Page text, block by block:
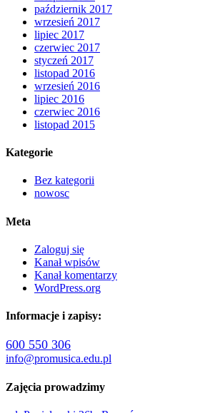
październik 2017
wrzesień 2017
lipiec 2017
czerwiec 2017
styczeń 2017
listopad 2016
wrzesień 2016
lipiec 2016
czerwiec 2016
listopad 2015
Kategorie
Bez kategorii
nowosc
Meta
Zaloguj się
Kanał wpisów
Kanał komentarzy
WordPress.org
Informacje i zapisy:
600 550 306
info@promusica.edu.pl
Zajęcia prowadzimy